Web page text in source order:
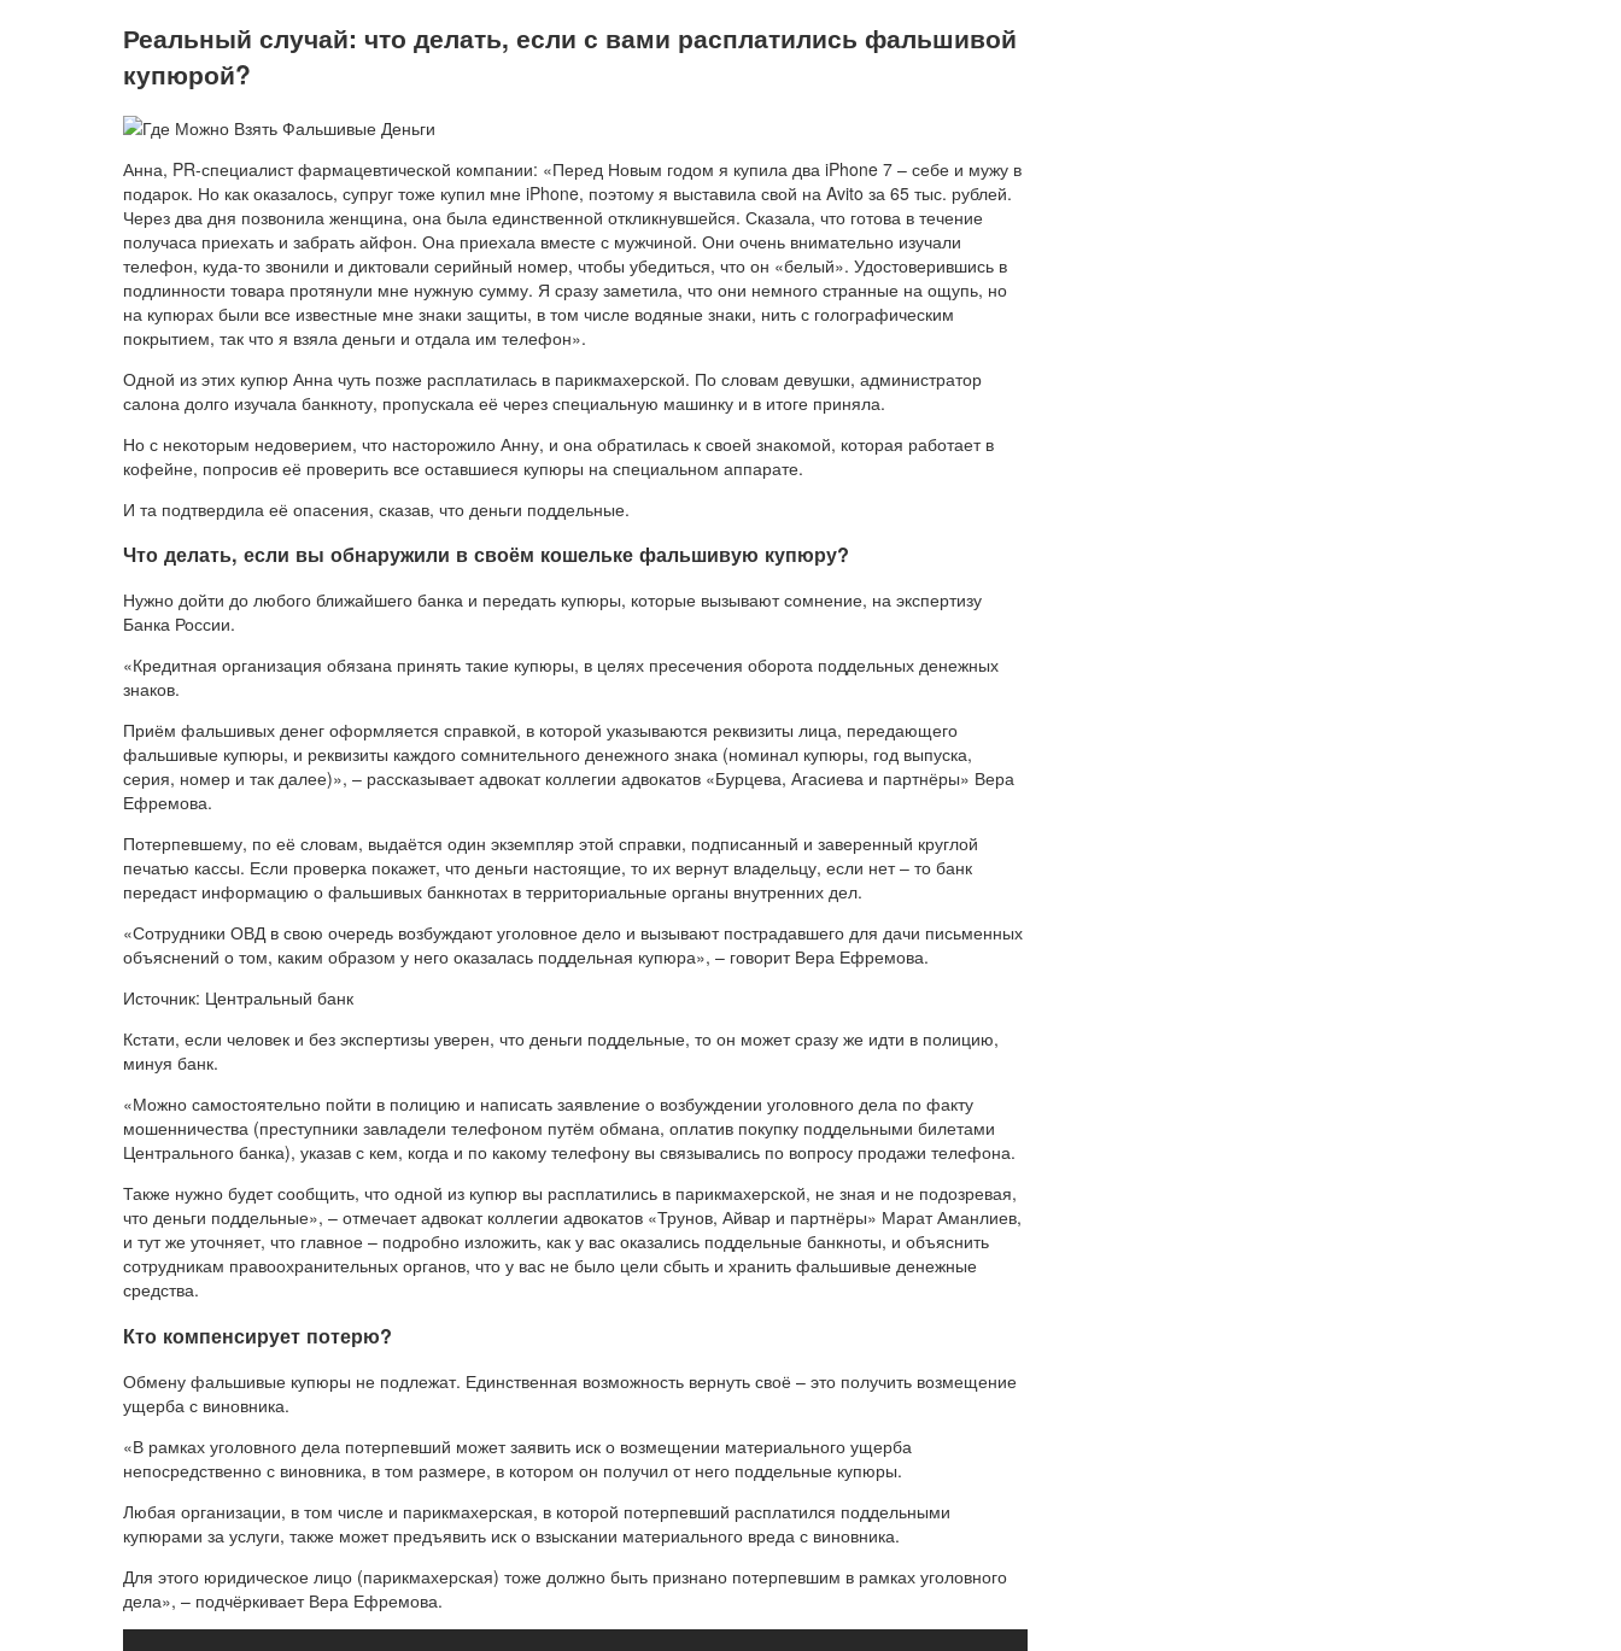
Реальный случай: что делать, если с вами расплатились фальшивой
купюрой?
Анна, PR-специалист фармацевтической компании: «Перед Новым годом я купила два iPhone 7 – себе и мужу в
подарок. Но как оказалось, супруг тоже купил мне iPhone, поэтому я выставила свой на Avito за 65 тыс. рублей.
Через два дня позвонила женщина, она была единственной откликнувшейся. Сказала, что готова в течение
получаса приехать и забрать айфон. Она приехала вместе с мужчиной. Они очень внимательно изучали
телефон, куда-то звонили и диктовали серийный номер, чтобы убедиться, что он «белый». Удостоверившись в
подлинности товара протянули мне нужную сумму. Я сразу заметила, что они немного странные на ощупь, но
на купюрах были все известные мне знаки защиты, в том числе водяные знаки, нить с голографическим
покрытием, так что я взяла деньги и отдала им телефон».
Одной из этих купюр Анна чуть позже расплатилась в парикмахерской. По словам девушки, администратор
салона долго изучала банкноту, пропускала её через специальную машинку и в итоге приняла.
Но с некоторым недоверием, что насторожило Анну, и она обратилась к своей знакомой, которая работает в
кофейне, попросив её проверить все оставшиеся купюры на специальном аппарате.
И та подтвердила её опасения, сказав, что деньги поддельные.
Что делать, если вы обнаружили в своём кошельке фальшивую купюру?
Нужно дойти до любого ближайшего банка и передать купюры, которые вызывают сомнение, на экспертизу
Банка России.
«Кредитная организация обязана принять такие купюры, в целях пресечения оборота поддельных денежных
знаков.
Приём фальшивых денег оформляется справкой, в которой указываются реквизиты лица, передающего
фальшивые купюры, и реквизиты каждого сомнительного денежного знака (номинал купюры, год выпуска,
серия, номер и так далее)», – рассказывает адвокат коллегии адвокатов «Бурцева, Агасиева и партнёры» Вера
Ефремова.
Потерпевшему, по её словам, выдаётся один экземпляр этой справки, подписанный и заверенный круглой
печатью кассы. Если проверка покажет, что деньги настоящие, то их вернут владельцу, если нет – то банк
передаст информацию о фальшивых банкнотах в территориальные органы внутренних дел.
«Сотрудники ОВД в свою очередь возбуждают уголовное дело и вызывают пострадавшего для дачи письменных
объяснений о том, каким образом у него оказалась поддельная купюра», – говорит Вера Ефремова.
Источник: Центральный банк
Кстати, если человек и без экспертизы уверен, что деньги поддельные, то он может сразу же идти в полицию,
минуя банк.
«Можно самостоятельно пойти в полицию и написать заявление о возбуждении уголовного дела по факту
мошенничества (преступники завладели телефоном путём обмана, оплатив покупку поддельными билетами
Центрального банка), указав с кем, когда и по какому телефону вы связывались по вопросу продажи телефона.
Также нужно будет сообщить, что одной из купюр вы расплатились в парикмахерской, не зная и не подозревая,
что деньги поддельные», – отмечает адвокат коллегии адвокатов «Трунов, Айвар и партнёры» Марат Аманлиев,
и тут же уточняет, что главное – подробно изложить, как у вас оказались поддельные банкноты, и объяснить
сотрудникам правоохранительных органов, что у вас не было цели сбыть и хранить фальшивые денежные
средства.
Кто компенсирует потерю?
Обмену фальшивые купюры не подлежат. Единственная возможность вернуть своё – это получить возмещение
ущерба с виновника.
«В рамках уголовного дела потерпевший может заявить иск о возмещении материального ущерба
непосредственно с виновника, в том размере, в котором он получил от него поддельные купюры.
Любая организации, в том числе и парикмахерская, в которой потерпевший расплатился поддельными
купюрами за услуги, также может предъявить иск о взыскании материального вреда с виновника.
Для этого юридическое лицо (парикмахерская) тоже должно быть признано потерпевшим в рамках уголовного
дела», – подчёркивает Вера Ефремова.